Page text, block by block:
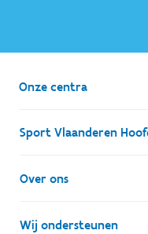
Onze centra
Sport Vlaanderen
Simon Bolivarlaan 17
1000 Brussel
Over ons
Wie zijn we, wat doen
Wij ondersteunen